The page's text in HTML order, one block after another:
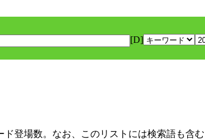
[D]
登場数。なお、このリストには検索語も含